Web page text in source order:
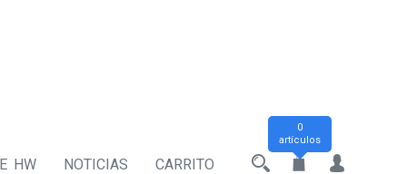
HW NOTICIAS CARRITO
0
artículos